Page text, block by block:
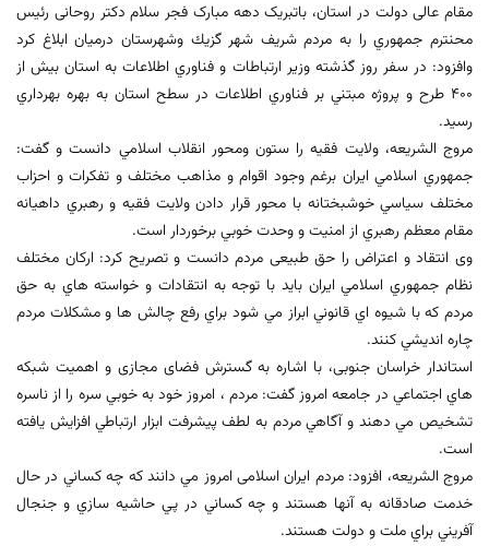
مقام عالی دولت در استان، باتبریک دهه مبارک فجر سلام دکتر روحانی رئيس
محنترم جمهوري را به مردم شريف شهر گزيك وشهرستان درميان ابلاغ كرد
وافزود: در سفر روز گذشته وزير ارتباطات و فناوري اطلاعات به استان بيش از
۴۰۰ طرح و پروژه مبتني بر فناوري اطلاعات در سطح استان به بهره بهرداري
رسيد.
مروج الشریعه، ولایت فقیه را ستون ومحور انقلاب اسلامي دانست و گفت:
جمهوري اسلامي ايران برغم وجود اقوام و مذاهب مختلف و تفکرات و احزاب
مختلف سياسي خوشبختانه با محور قرار دادن ولايت فقيه و رهبري داهيانه
مقام معظم رهبري از امنيت و وحدت خوبي برخوردار است.
وی انتقاد و اعتراض را حق طبیعی مردم دانست و تصريح کرد: ارکان مختلف
نظام جمهوري اسلامي ايران بايد با توجه به انتقادات و خواسته هاي به حق
مردم که با شيوه اي قانوني ابراز مي شود براي رفع چالش ها و مشكلات مردم
چاره انديشي كنند.
استاندار خراسان جنوبی، با اشاره به گسترش فضای مجازی و اهميت شبکه
هاي اجتماعي در جامعه امروز گفت: مردم ، امروز خود به خوبي سره را از ناسره
تشخيص مي دهند و آگاهي مردم به لطف پيشرفت ابزار ارتباطي افزايش يافته
است.
مروج الشریعه، افزود: مردم ایران اسلامی امروز مي دانند که چه کساني در حال
خدمت صادقانه به آنها هستند و چه کساني در پي حاشيه سازي و جنجال
آفريني براي ملت و دولت هستند.